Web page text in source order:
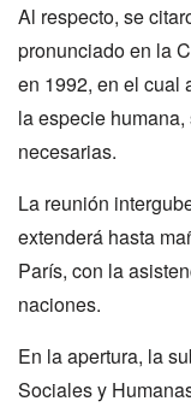
Al respecto, se
pronunciado en la
en 1992, en el cual
la especie
necesarias.
La reunión
extenderá hasta
París, con la
naciones.
En la apertura, la
Sociales y